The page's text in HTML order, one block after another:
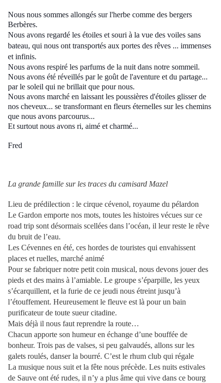
Nous nous sommes allongés sur l'herbe comme des bergers
Berbères.
Nous avons regardé les étoiles et souri à la vue des voiles sans
bateau, qui nous ont transportés aux portes des rêves ... immenses
et infinis.
Nous avons respiré les parfums de la nuit dans notre sommeil.
Nous avons été réveillés par le goût de l'aventure et du partage...
par le soleil qui ne brillait que pour nous.
Nous avons marché en laissant les poussières d'étoiles glisser de
nos cheveux... se transformant en fleurs éternelles sur les chemins
que nous avons parcourus...
Et surtout nous avons ri, aimé et charmé...
Fred
La grande famille sur les traces du camisard Mazel
Lieu de prédilection : le cirque cévenol, royaume du pélardon
Le Gardon emporte nos mots, toutes les histoires vécues sur ce
road trip sont désormais scellées dans l’océan, il leur reste le rêve
du bruit de l’eau.
Les Cévennes en été, ces hordes de touristes qui envahissent
places et ruelles, marché animé
Pour se fabriquer notre petit coin musical, nous devons jouer des
pieds et des mains à l’amiable. Le groupe s’éparpille, les yeux
s’écarquillent, et la furie de ce jeudi nous étreint jusqu’à
l’étouffement. Heureusement le fleuve est là pour un bain
purificateur de toute sueur citadine.
Mais déjà il nous faut reprendre la route…
Chacun apporte son humeur en échange d’une bouffée de
bonheur. Trois pas de valses, si peu galvaudés, allons sur les
galets roulés, danser la bourré. C’est le rhum club qui régale
La musique nous suit et la fête nous précède. Les nuits estivales
de Sauve ont été rudes, il n’y a plus âme qui vive dans ce bourg